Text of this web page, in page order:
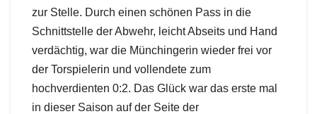
zur Stelle. Durch einen schönen Pass in die
Schnittstelle der Abwehr, leicht Abseits und Hand
verdächtig, war die Münchingerin wieder frei vor
der Torspielerin und vollendete zum
hochverdienten 0:2. Das Glück war das erste mal
in dieser Saison auf der Seite der